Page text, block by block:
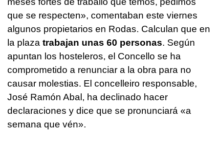
que se respecten», comentaban este viernes
algunos propietarios en Rodas. Calculan que en
la plaza trabajan unas 60 personas. Según
apuntan los hosteleros, el Concello se ha
comprometido a renunciar a la obra para no
causar molestias. El concelleiro responsable,
José Ramón Abal, ha declinado hacer
declaraciones y dice que se pronunciará «a
semana que vén».